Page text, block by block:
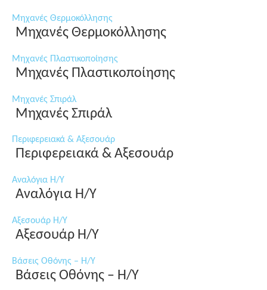
Μηχανές Θερμοκόλλησης
Μηχανές Θερμοκόλλησης
Μηχανές Πλαστικοποίησης
Μηχανές Πλαστικοποίησης
Μηχανές Σπιράλ
Μηχανές Σπιράλ
Περιφερειακά & Αξεσουάρ
Περιφερειακά & Αξεσουάρ
Αναλόγια Η/Υ
Αναλόγια Η/Υ
Αξεσουάρ Η/Υ
Αξεσουάρ Η/Υ
Βάσεις Οθόνης – Η/Υ
Βάσεις Οθόνης – Η/Υ